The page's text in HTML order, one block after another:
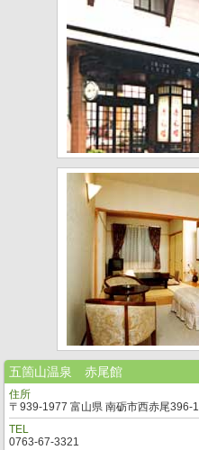
五箇山温泉 赤尾館
住所
〒939-1977 富山県 南砺市西赤尾396-1
TEL
0763-67-3321